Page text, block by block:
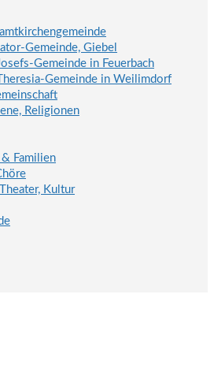
Gemeinde, Giebel
Gemeinde in Feuerbach
Gemeinde in Weilimdorf
Religionen
Familien
Kultur